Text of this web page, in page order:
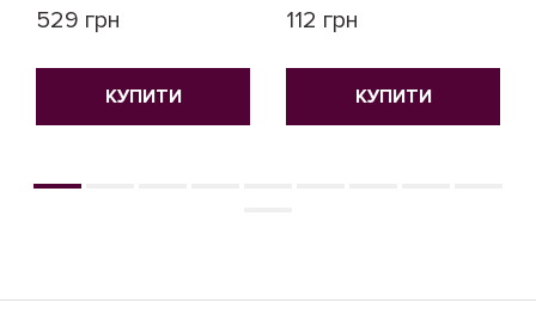
529 грн
КУПИТИ
112 грн
КУПИТИ